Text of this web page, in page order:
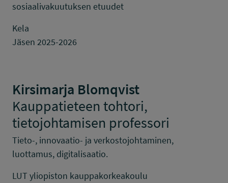
sosiaalivakuutuksen etuudet
Kela
Jäsen 2025-2026
Kirsimarja Blomqvist
Kauppatieteen tohtori,
tietojohtamisen professori
Tieto-, innovaatio- ja verkostojohtaminen,
luottamus, digitalisaatio.
LUT yliopiston kauppakorkeakoulu